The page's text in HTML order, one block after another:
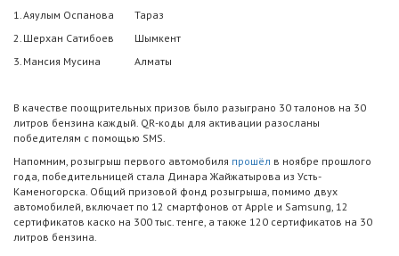
1.Аяулым Оспанова
Тараз
2. Шерхан Сатибоев
Шымкент
3. Мансия Мусина Алматы
В качестве поощрительных призов было разыграно 30 талонов на 30
литров бензина каждый. QR-коды для активации разосланы
победителям с помощью SMS.
Напомним, розыгрыш первого автомобиля прошёл в ноябре прошлого
года, победительницей стала Динара Жайжатырова из Усть-
Каменогорска. Общий призовой фонд розыгрыша, помимо двух
автомобилей, включает по 12 смартфонов от Apple и Samsung, 12
сертификатов каско на 300 тыс. тенге, а также 120 сертификатов на 30
литров бензина.